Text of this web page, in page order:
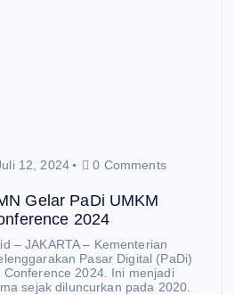
12, 2024 0 Comments
Gelar PaDi UMKM
2024
– JAKARTA – Kementerian
Pasar Digital (PaDi)
Conference 2024. Ini menjadi
sejak diluncurkan pada 2020.